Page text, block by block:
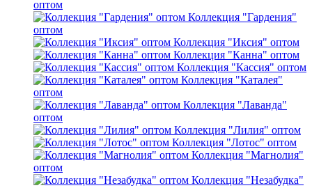
оптом
Коллекция "Гардения"
оптом
Коллекция "Иксия" оптом
Коллекция "Канна" оптом
Коллекция "Кассия" оптом
Коллекция "Каталея"
оптом
Коллекция "Лаванда"
оптом
Коллекция "Лилия" оптом
Коллекция "Лотос" оптом
Коллекция "Магнолия"
оптом
Коллекция "Незабудка"